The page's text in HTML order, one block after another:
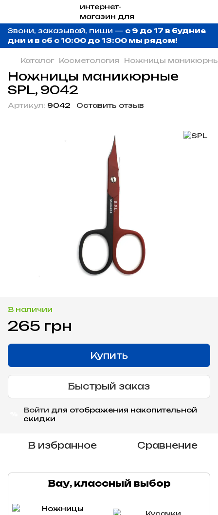
Звони, заказывай, пиши — с 9 до 17 в будние
дни и в сб с 10:00 до 13:00 мы рядом!
Каталог Косметология Ножницы
Ножницы маникюрные
SPL, 9042
Артикул: 9042 Оставить отзыв
В наличии
265 грн
Купить
Быстрый заказ
Войти для отображения накопительной
скидки
В избранное Сравнение
Вау, классный выбор